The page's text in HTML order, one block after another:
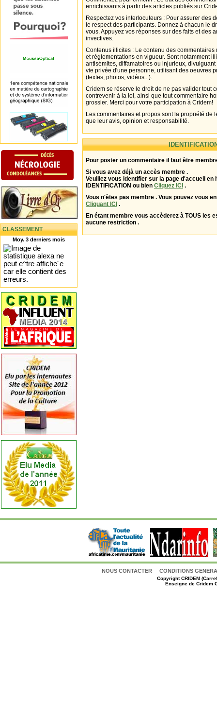
CLASSEMENT
Moy. 3 derniers mois
enrichissants à partir des articles publiés sur
Respectez vos interlocuteurs : Pour assurer des
le respect des participants. Donnez à chacun le
vous. Appuyez vos réponses sur des faits et des
invectives.
Contenus illicites : Le contenu des
et réglementations en vigueur. Sont notamment
antisémites, diffamatoires ou injurieux,
vie privée d'une personne, utilisant des oeuvres
(textes, photos, vidéos...).
Cridem se réserve le droit de ne pas valider tout
contrevenir à la loi, ainsi que tout commentaire
grossier. Merci pour votre participation à Cridem!
Les commentaires et propos sont la propriété de
que leur avis, opinion et responsabilité.
Pour poster un commentaire il faut être
Si vous avez déjà un accès membre .
Veuillez vous identifier sur la page d'accueil en
IDENTIFICATION ou bien Cliquez ICI .
Vous n'êtes pas membre . Vous pouvez vous
Cliquant ICI .
En étant membre vous accèderez à TOUS les
aucune restriction .
NOUS CONTACTER CONDITIONS
CopyrightCRIDEM
Enseigne de Cridem